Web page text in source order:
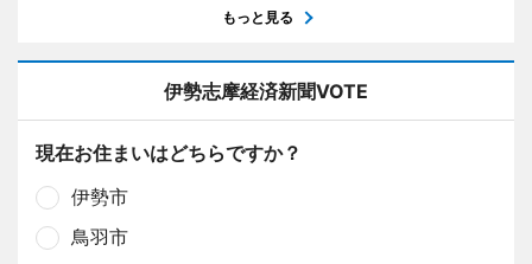
もっと見る
伊勢志摩経済新聞VOTE
現在お住まいはどちらですか？
伊勢市
鳥羽市